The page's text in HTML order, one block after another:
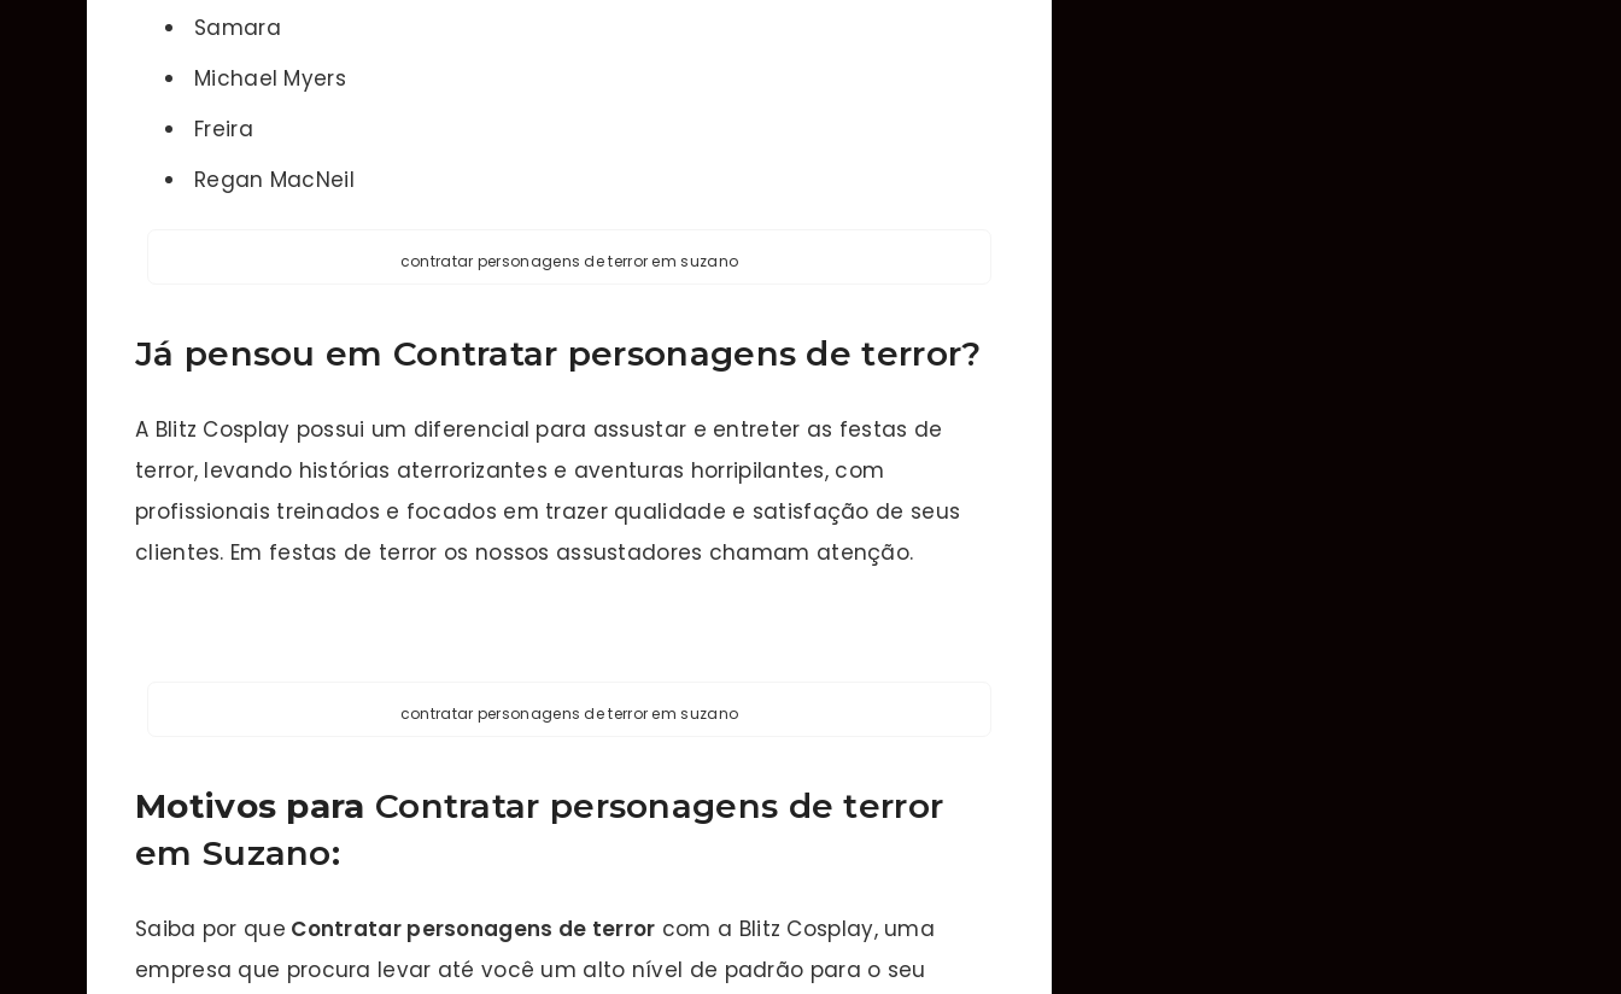
Samara
Michael Myers
Freira
Regan MacNeil
contratar personagens de terror em suzano
Já pensou em Contratar personagens de terror?
A Blitz Cosplay possui um diferencial para assustar e entreter as festas de
terror, levando histórias aterrorizantes e aventuras horripilantes, com
profissionais treinados e focados em trazer qualidade e satisfação de seus
clientes. Em festas de terror os nossos assustadores chamam atenção.
contratar personagens de terror em suzano
Motivos para Contratar personagens de terror
em Suzano:
Saiba por que Contratar personagens de terror com a Blitz Cosplay, uma
empresa que procura levar até você um alto nível de padrão para o seu